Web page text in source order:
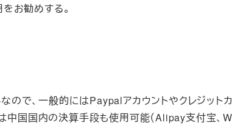
お勧めする。
ので、一般的にはPaypalアカウントやクレジット
国国内の決算手段も使用可能（Alipay支付宝、